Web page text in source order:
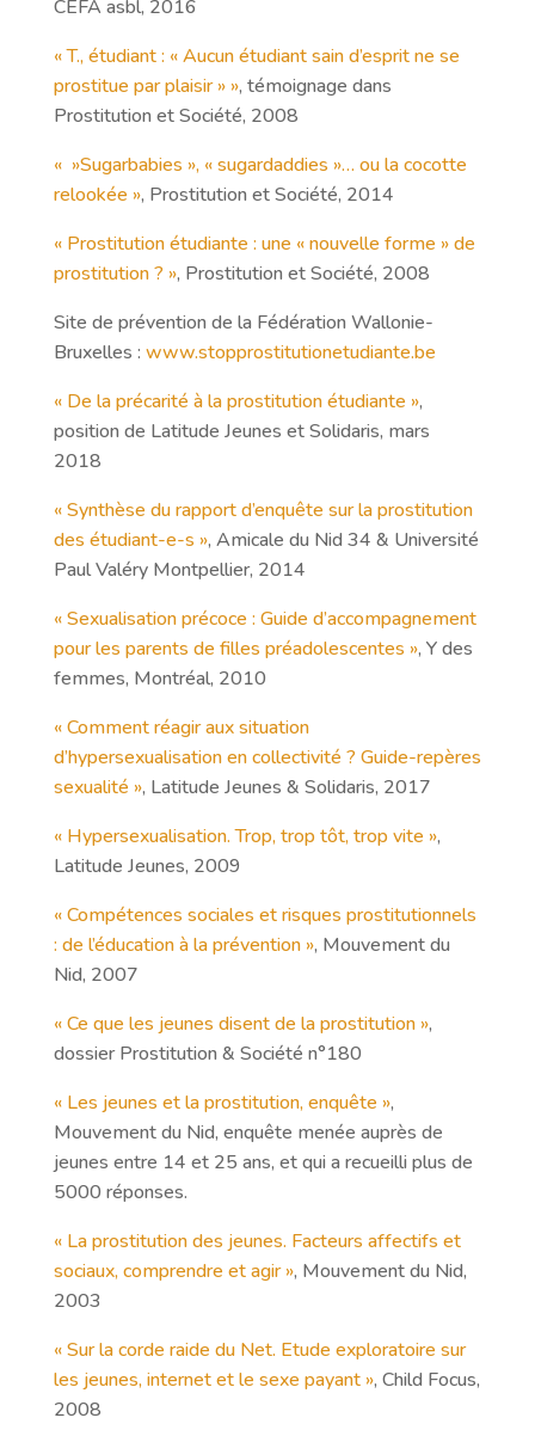
CEFA asbl, 2016
« T., étudiant : « Aucun étudiant sain d’esprit ne se
prostitue par plaisir » », témoignage dans
Prostitution et Société, 2008
« »Sugarbabies », « sugardaddies »… ou la cocotte
relookée », Prostitution et Société, 2014
« Prostitution étudiante : une « nouvelle forme » de
prostitution ? », Prostitution et Société, 2008
Site de prévention de la Fédération Wallonie-
Bruxelles : www.stopprostitutionetudiante.be
« De la précarité à la prostitution étudiante »,
position de Latitude Jeunes et Solidaris, mars
2018
« Synthèse du rapport d’enquête sur la prostitution
des étudiant-e-s », Amicale du Nid 34 & Université
Paul Valéry Montpellier, 2014
« Sexualisation précoce : Guide d’accompagnement
pour les parents de filles préadolescentes », Y des
femmes, Montréal, 2010
« Comment réagir aux situation
d’hypersexualisation en collectivité ? Guide-repères
sexualité », Latitude Jeunes & Solidaris, 2017
« Hypersexualisation. Trop, trop tôt, trop vite »,
Latitude Jeunes, 2009
« Compétences sociales et risques prostitutionnels
: de l’éducation à la prévention », Mouvement du
Nid, 2007
« Ce que les jeunes disent de la prostitution »,
dossier Prostitution & Société n°180
« Les jeunes et la prostitution, enquête »,
Mouvement du Nid, enquête menée auprès de
jeunes entre 14 et 25 ans, et qui a recueilli plus de
5000 réponses.
« La prostitution des jeunes. Facteurs affectifs et
sociaux, comprendre et agir », Mouvement du Nid,
2003
« Sur la corde raide du Net. Etude exploratoire sur
les jeunes, internet et le sexe payant », Child Focus,
2008